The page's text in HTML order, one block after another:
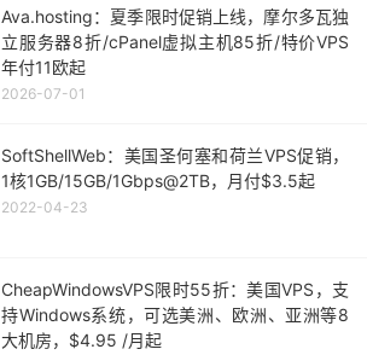
Ava.hosting：夏季限时促销上线，摩尔多瓦独
立服务器8折/cPanel虚拟主机85折/特价VPS
年付11欧起
2026-07-01
SoftShellWeb：美国圣何塞和荷兰VPS促销，
1核1GB/15GB/1Gbps@2TB，月付$3.5起
2022-04-23
CheapWindowsVPS限时55折：美国VPS，支
持Windows系统，可选美洲、欧洲、亚洲等8
大机房，$4.95 /月起